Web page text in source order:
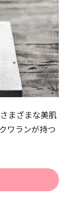
まざまな美肌
ワランが持つ